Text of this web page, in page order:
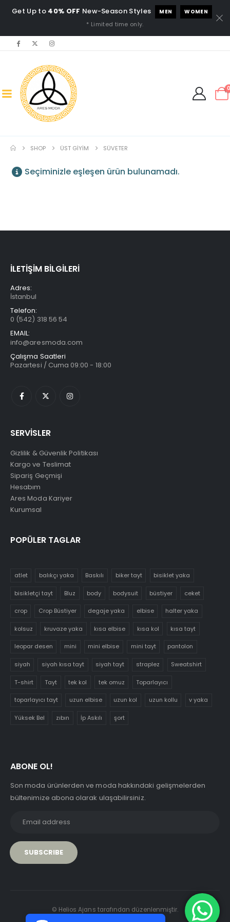
7/24 Canlı Destek
Get Up to 40% OFF New-Season Styles MEN WOMEN
* Limited time only.
SHOP ÜST GIYIM SÜVETER
Seçiminizle eşleşen ürün bulunamadı.
İLETİŞİM BİLGİLERİ
Adres:
İstanbul
Telefon:
0 (542) 318 56 54
EMAIL:
info@aresmoda.com
Çalışma Saatleri
Pazartesi / Cuma 09:00 - 18:00
SERVİSLER
Gizlilik & Güvenlik Politikası
Kargo ve Teslimat
Sipariş Geçmişi
Hesabım
Ares Moda Kariyer
Kurumsal
POPÜLER TAGLAR
atlet balıkçı yaka Baskılı biker tayt bisiklet yaka
bisikletçi tayt Bluz body bodysuit büstiyer ceket
crop Crop Büstiyer degaje yaka elbise halter yaka
kolsuz kruvaze yaka kısa elbise kısa kol kısa tayt
leopar desen mini mini elbise mini tayt pantolon
siyah siyah kısa tayt siyah tayt straplez Sweatshirt
T-shirt Tayt tek kol tek omuz Toparlayıcı
toparlayıcı tayt uzun elbise uzun kol uzun kollu v yaka
Yüksek Bel zıbın İp Askılı şort
ABONE OL!
Son moda ürünlerden ve moda hakkındaki gelişmelerden
bültenimize abona olarak ulaşabilirsiniz.
© Helios Ajans tarafından düzenlenmiştir.